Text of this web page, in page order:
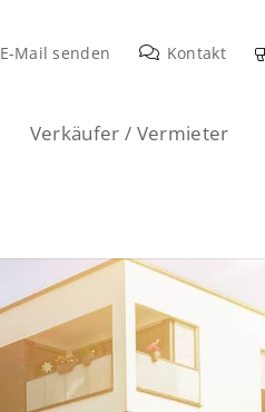
E-Mail senden Kontakt
Verkäufer / Vermieter